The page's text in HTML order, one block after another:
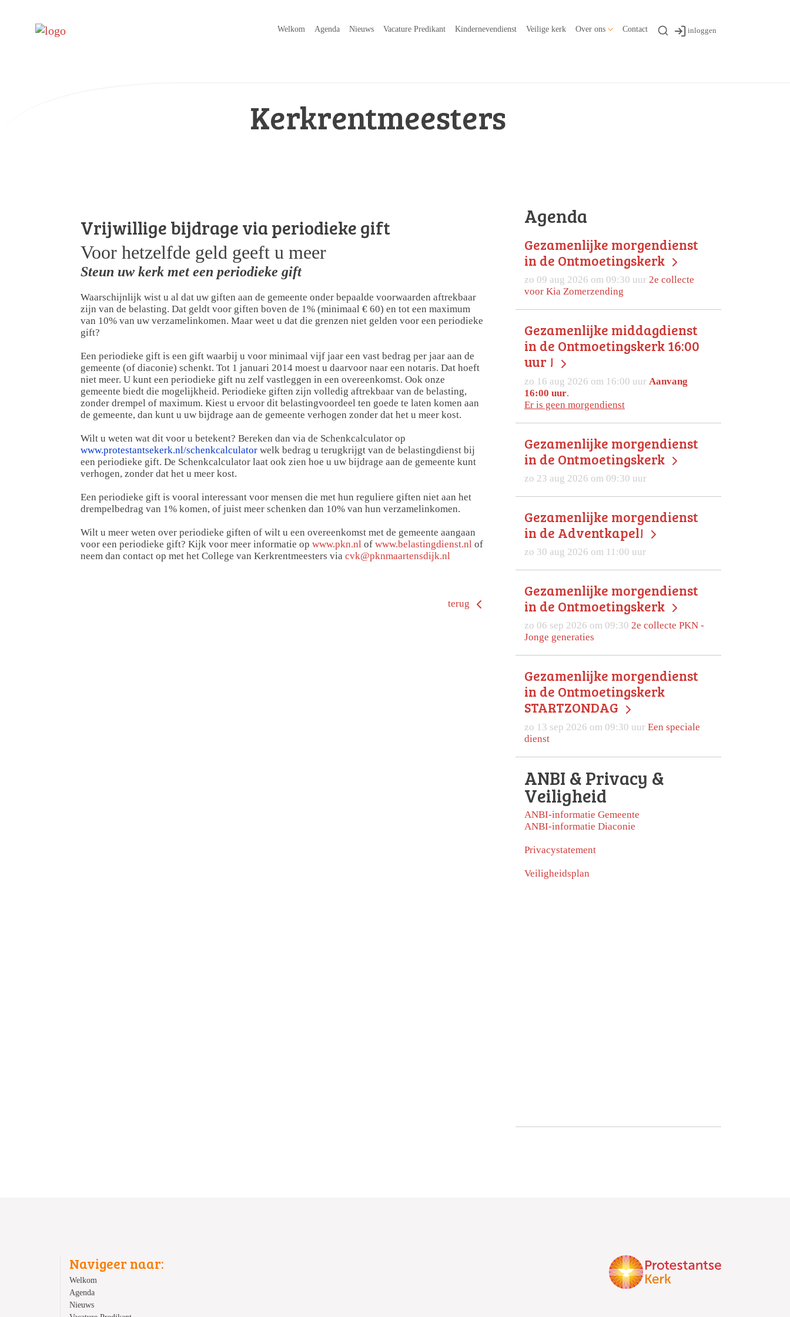
Welkom Agenda Nieuws Vacature Predikant Kindernevendienst Veilige kerk Over ons Contact inloggen
Kerkrentmeesters
Vrijwillige bijdrage via periodieke gift
Voor hetzelfde geld geeft u meer
Steun uw kerk met een periodieke gift
Waarschijnlijk wist u al dat uw giften aan de gemeente onder bepaalde voorwaarden aftrekbaar
zijn van de belasting. Dat geldt voor giften boven de 1% (minimaal € 60) en tot een maximum
van 10% van uw verzamelinkomen. Maar weet u dat die grenzen niet gelden voor een periodieke
gift?
Een periodieke gift is een gift waarbij u voor minimaal vijf jaar een vast bedrag per jaar aan de
gemeente (of diaconie) schenkt. Tot 1 januari 2014 moest u daarvoor naar een notaris. Dat hoeft
niet meer. U kunt een periodieke gift nu zelf vastleggen in een overeenkomst. Ook onze
gemeente biedt die mogelijkheid. Periodieke giften zijn volledig aftrekbaar van de belasting,
zonder drempel of maximum. Kiest u ervoor dit belastingvoordeel ten goede te laten komen aan
de gemeente, dan kunt u uw bijdrage aan de gemeente verhogen zonder dat het u meer kost.
Wilt u weten wat dit voor u betekent? Bereken dan via de Schenkcalculator op
www.protestantsekerk.nl/schenkcalculator welk bedrag u terugkrijgt van de belastingdienst bij
een periodieke gift. De Schenkcalculator laat ook zien hoe u uw bijdrage aan de gemeente kunt
verhogen, zonder dat het u meer kost.
Een periodieke gift is vooral interessant voor mensen die met hun reguliere giften niet aan het
drempelbedrag van 1% komen, of juist meer schenken dan 10% van hun verzamelinkomen.
Wilt u meer weten over periodieke giften of wilt u een overeenkomst met de gemeente aangaan
voor een periodieke gift? Kijk voor meer informatie op www.pkn.nl of www.belastingdienst.nl of
neem dan contact op met het College van Kerkrentmeesters via cvk@pknmaartensdijk.nl
terug
Agenda
Gezamenlijke morgendienst
in de Ontmoetingskerk
zo 09 aug 2026 om 09:30 uur 2e collecte
voor Kia Zomerzending
Gezamenlijke middagdienst
in de Ontmoetingskerk 16:00
uur !
zo 16 aug 2026 om 16:00 uur Aanvang
16:00 uur.
Er is geen morgendienst
Gezamenlijke morgendienst
in de Ontmoetingskerk
zo 23 aug 2026 om 09:30 uur
Gezamenlijke morgendienst
in de Adventkapel!
zo 30 aug 2026 om 11:00 uur
Gezamenlijke morgendienst
in de Ontmoetingskerk
zo 06 sep 2026 om 09:30 2e collecte PKN -
Jonge generaties
Gezamenlijke morgendienst
in de Ontmoetingskerk
STARTZONDAG
zo 13 sep 2026 om 09:30 uur Een speciale
dienst
ANBI & Privacy &
Veiligheid
ANBI-informatie Gemeente
ANBI-informatie Diaconie
Privacystatement
Veiligheidsplan
Navigeer naar:
Welkom
Agenda
Nieuws